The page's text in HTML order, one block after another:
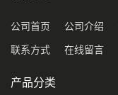
公司首页 公司介绍
联系方式 在线留言
产品分类